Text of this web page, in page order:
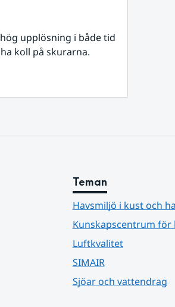
upplösning i både tid
koll på skurarna.
Teman
Havsmiljö i kust och
Kunskapscentrum för
Luftkvalitet
SIMAIR
Sjöar och vattendrag